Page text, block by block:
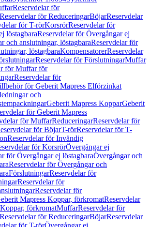
Reservdelar för
Reservdelar för ReduceringarBöjarReservdelar
för T-rörKorsrörReservdelar för
löstagbaraReservdelar för Övergångar ej
och anslutningar, löstagbaraReservdelar för
löstagbaraKompensatorerReservdelar
Reservdelar för FörslutningarMuffar
för Muffar för
Reservdelar för
för Geberit Mapress Elförzinkat
och
Geberit Mapress KopparGeberit
för Geberit Mapress
för MuffarReduceringarReservdelar för
för BöjarT-rörReservdelar för T-
Reservdelar för Invändig
för KorsrörÖvergångar ej
för Övergångar ej löstagbaraÖvergångar och
Reservdelar för Övergångar och
FörslutningarReservdelar för
Reservdelar för
Reservdelar för
Mapress Koppar, förkromatReservdelar
förkromatMuffarReservdelar för
Reservdelar för ReduceringarBöjarReservdelar
för T-rörÖvergångar ej